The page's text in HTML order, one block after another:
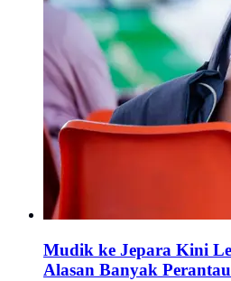
Mudik ke Jepara Kini
Alasan Banyak